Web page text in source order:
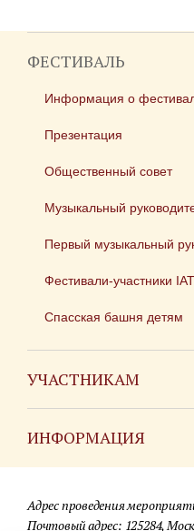
ФЕСТИВАЛЬ
Информация о
Презентация
Общественный совет
Музыкальный
Первый музыкальный
Фестивали-участники
Спасская башня детям
УЧАСТНИКАМ
ИНФОРМАЦИЯ
Для СМИ
Адрес проведения
Почтовый адрес: 125284,